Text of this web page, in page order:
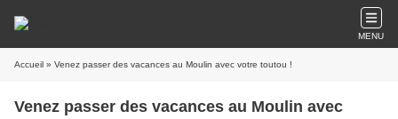
MENU
Accueil » Venez passer des vacances au Moulin avec votre toutou !
Venez passer des vacances au Moulin avec